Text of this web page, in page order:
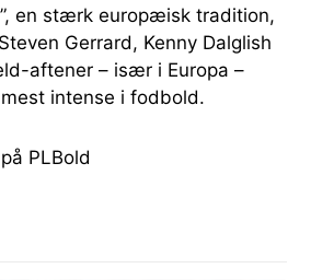
en stærk europæisk tradition,
Gerrard, Kenny Dalglish
aftener – især i Europa –
intense i fodbold.
PLBold